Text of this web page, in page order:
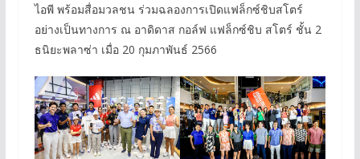
ไอพี พร้อมสื่อมวลชน ร่วมฉลองการเปิดแฟล็กซ์ชิบสโตร์
อย่างเป็นทางการ ณ อาดิดาส กอล์ฟ แฟล็กซ์ชิบ สโตร์ ชั้น 2
ธนิยะพลาซ่า เมื่อ 20 กุมภาพันธ์ 2566